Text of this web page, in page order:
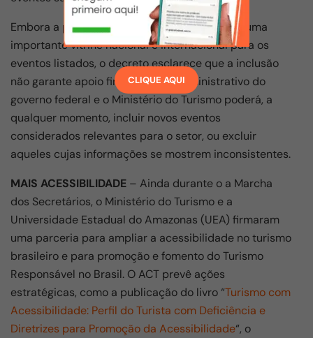
Embora a presença no calendário represente uma
importante vitrine nacional e internacional para os
eventos listados, o decreto esclarece que a inclusão
não garante apoio financeiro ou administrativo do
governo federal e o Ministério do Turismo poderá, a
qualquer momento, incluir novos eventos
considerados relevantes para o setor, ou excluir
aqueles cujas informações se mostrem inconsistentes.
MAIS ACESSIBILIDADE – Ainda durante o a Marcha
dos Secretários, o Ministério do Turismo e a
Universidade Estadual do Amazonas (UEA) firmaram
uma parceria para ampliar a acessibilidade no turismo
brasileiro e para promoção e fomento do Turismo
Responsável no Brasil. O ACT prevê ações
estratégicas, como a publicação do livro “Turismo com
Acessibilidade: Perfil do Turista com Deficiência e
Diretrizes para Promoção da Acessibilidade“, o
CLIQUE AQUI